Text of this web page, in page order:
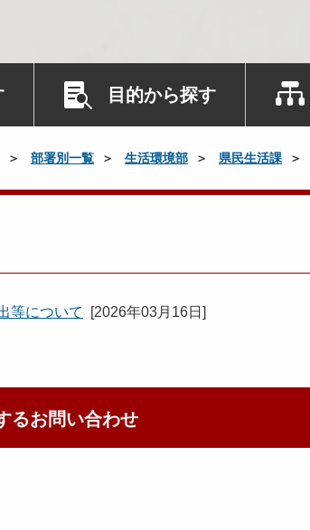
目的から探す
部署別一覧 生活環境部 県民生活課
等について [2026年03月16日 ]
るお問い合わせ